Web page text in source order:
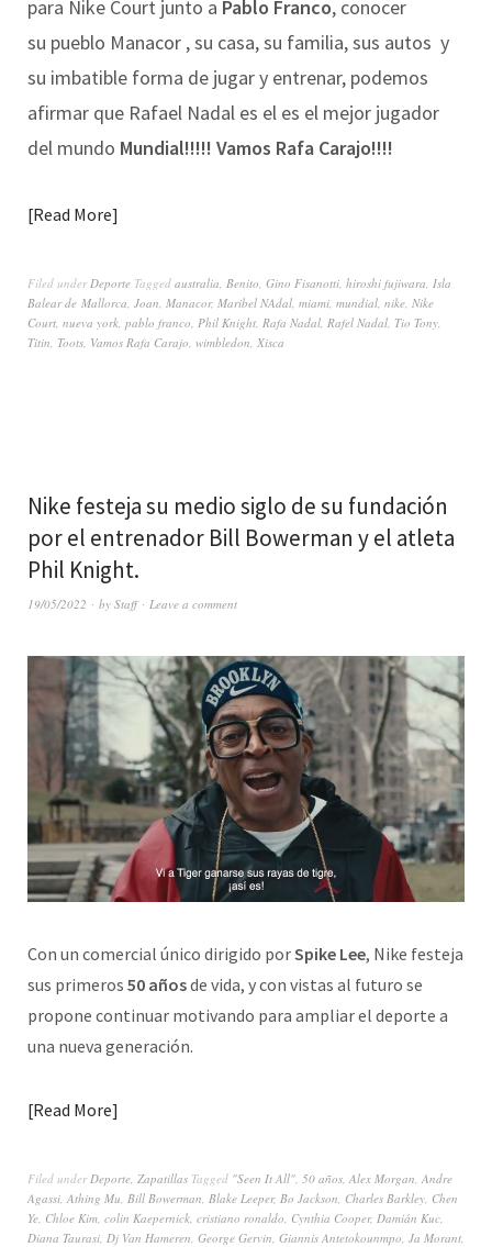
para Nike Court junto a Pablo Franco, conocer
su pueblo Manacor , su casa, su familia, sus autos y
su imbatible forma de jugar y entrenar, podemos
afirmar que Rafael Nadal es el es el mejor jugador
del mundo Mundial!!!!! Vamos Rafa Carajo!!!!
Read More
Filed under Deporte Tagged australia Benito Gino Fisanotti hiroshi fujiwara Isla
Balear de Mallorca Joan Manacor, Maribel NAdal miami mundial nike Nike
Court nueva york pablo franco Phil Knight Rafa Nadal Rafel Nadal Tio Tony
Titin Toots Vamos Rafa Carajo wimbledon Xisca
Nike festeja su medio siglo de su fundación
por el entrenador Bill Bowerman y el atleta
Phil Knight.
19/05/2022 by Staff Leave a comment
Con un comercial único dirigido porSpike Lee, Nike festeja
sus primeros 50 añosde vida, y con vistas al futuro se
propone continuar motivando para ampliar el deporte a
una nueva generación.
Read More
Filed under Deporte Zapatillas Tagged "Seen It All" 50 años Alex Morgan Andre
Agassi Athing Mu Bill Bowerman Blake Leeper, Bo Jackson Charles Barkley Chen
Ye Chloe Kim colin Kaepernick cristiano ronaldo Cynthia Cooper, Damián Kuc
Diana Taurasi Dj Van Hameren George Gervin Giannis Antetokounmpo Ja Morant